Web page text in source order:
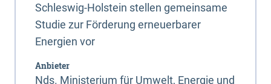
Schleswig-Holstein stellen gemeinsame
Studie zur Förderung erneuerbarer
Energien vor
Anbieter
Nds. Ministerium für Umwelt, Energie und